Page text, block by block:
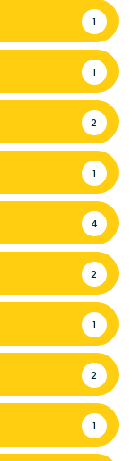
1
1
2
1
4
2
1
2
1